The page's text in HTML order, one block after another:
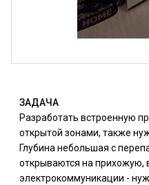
ЗАДАЧА
Разработать встроенную
открытой зонами, также
Глубина небольшая с
открываются на прихожую,
электрокоммуникации -